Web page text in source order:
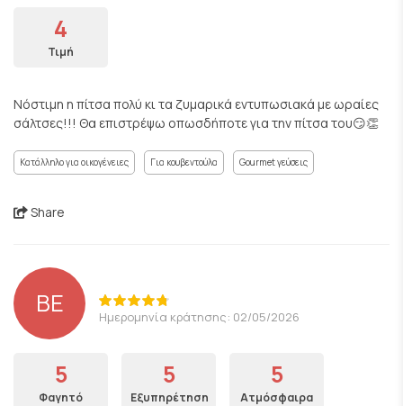
4
Τιμή
Νόστιμη η πίτσα πολύ κι τα ζυμαρικά εντυπωσιακά με ωραίες
σάλτσες!!! Θα επιστρέψω οπωσδήποτε για την πίτσα του😏👏
Κατάλληλο για οικογένειες Για κουβεντούλα Gourmet γεύσεις
Share
BE Ημερομηνία κράτησης: 02/05/2026
5
Φαγητό
5
Εξυπηρέτηση
5
Ατμόσφαιρα